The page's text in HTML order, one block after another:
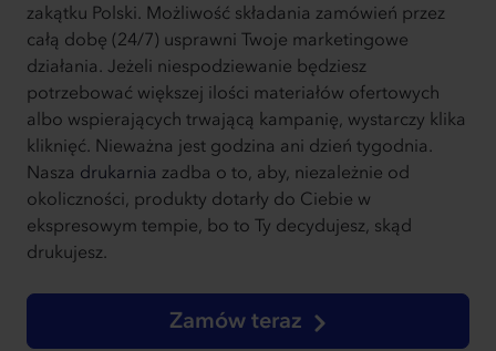
zakątku Polski. Możliwość składania zamówień przez
całą dobę (24/7) usprawni Twoje marketingowe
działania. Jeżeli niespodziewanie będziesz
potrzebować większej ilości materiałów ofertowych
albo wspierających trwającą kampanię, wystarczy klika
kliknięć. Nieważna jest godzina ani dzień tygodnia.
Nasza drukarnia zadba o to, aby, niezależnie od
okoliczności, produkty dotarły do Ciebie w
ekspresowym tempie, bo to Ty decydujesz, skąd
drukujesz.
Zamów teraz